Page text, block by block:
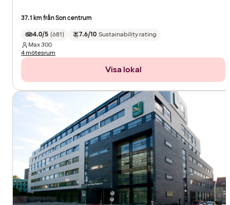
37.1 km från Son centrum
4.0/5 (681) 7.6/10 Sustainability rating
Max300
4 mötesrum
Visa lokal